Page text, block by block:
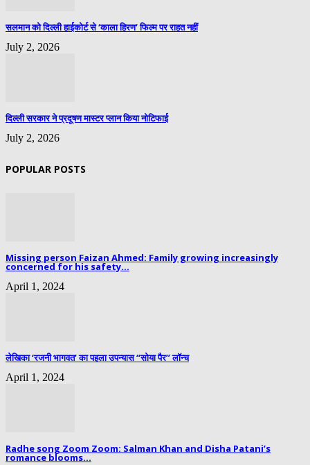
सलमान को दिल्ली हाईकोर्ट से ‘काला हिरण’ फिल्म पर राहत नहीं
July 2, 2026
दिल्ली सरकार ने प्रदूषण मास्टर प्लान किया नोटिफाई
July 2, 2026
POPULAR POSTS
Missing person Faizan Ahmed: Family growing increasingly
concerned for his safety...
April 1, 2024
लेखिका ‘रजनी भागवत’ का पहला उपन्यास “सोया पैर” लॉन्च
April 1, 2024
Radhe song Zoom Zoom: Salman Khan and Disha Patani’s
romance blooms...